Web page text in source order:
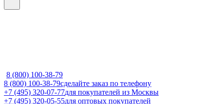
8 (800) 100-38-79
8 (800) 100-38-79сделайте заказ по телефону
+7 (495) 320-07-77для покупателей из Москвы
+7 (495) 320-05-55для оптовых покупателей